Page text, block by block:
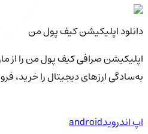
دانلود اپلیکیشن کیف‌ پول من
اپلیکیشن صرافی کیف پول من را از
به‌سادگی ارزهای دیجیتال را خرید،
اپ اندرویدandroid